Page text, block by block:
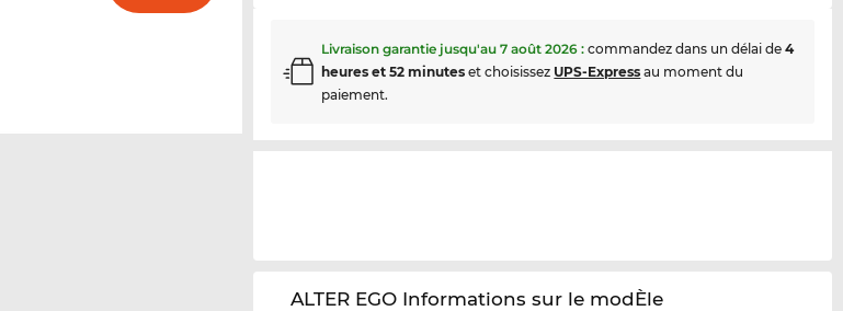
Livraison garantie jusqu'au7 août 2026 : commandez dans un délai de4
heures et 52 minutes et choisissez UPS-Express au moment du
paiement.
ALTER EGO Informations sur le modÈle